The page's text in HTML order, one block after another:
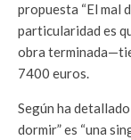
propuesta “El mal
particularidad es
obra
7400 euros.
Según ha detallado
dormir” es “una